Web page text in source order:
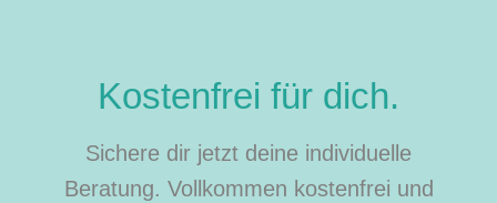
Kostenfrei für dich.
Sichere dir jetzt deine individuelle
Beratung. Vollkommen kostenfrei und